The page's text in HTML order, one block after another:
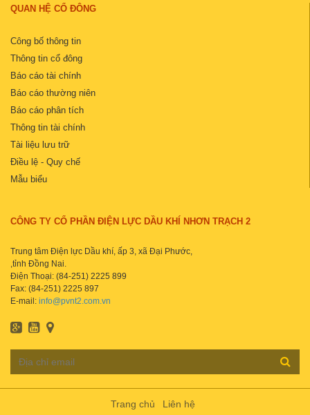
QUAN HỆ CỔ ĐÔNG
Công bố thông tin
Thông tin cổ đông
Báo cáo tài chính
Báo cáo thường niên
Báo cáo phân tích
Thông tin tài chính
Tài liệu lưu trữ
Điều lệ - Quy chế
Mẫu biểu
CÔNG TY CỔ PHẦN ĐIỆN LỰC DẦU KHÍ NHƠN TRẠCH 2
Trung tâm Điện lực Dầu khí, ấp 3, xã Đại Phước,
,tỉnh Đồng Nai.
Điện Thoại: (84-251) 2225 899
Fax: (84-251) 2225 897
E-mail: info@pvnt2.com.vn
Trang chủ Liên hệ